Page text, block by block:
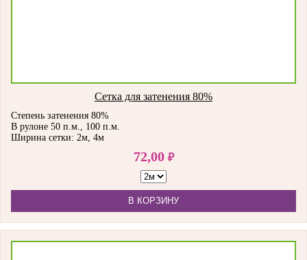
Сетка для затенения 80%
Степень затенения 80%
В рулоне 50 п.м., 100 п.м.
Ширина сетки: 2м, 4м
72,00 ₽
В КОРЗИНУ